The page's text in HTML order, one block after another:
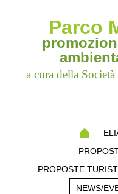
Parco
a cura della
PROPOSTE
NEWS/